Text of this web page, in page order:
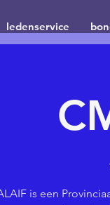
ledenservice
is een